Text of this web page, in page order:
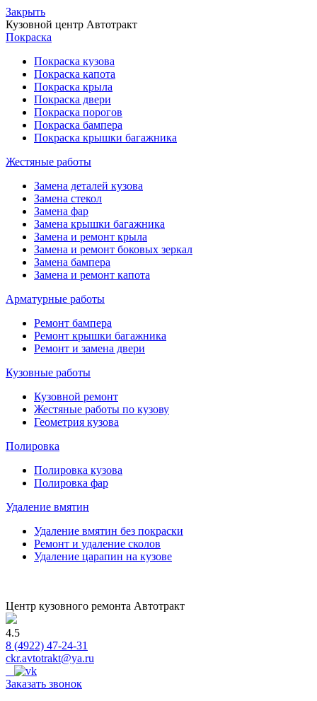
Закрыть
Кузовной центр Автотракт
Покраска
Покраска кузова
Покраска капота
Покраска крыла
Покраска двери
Покраска порогов
Покраска бампера
Покраска крышки багажника
Жестяные работы
Замена деталей кузова
Замена стекол
Замена фар
Замена крышки багажника
Замена и ремонт крыла
Замена и ремонт боковых зеркал
Замена бампера
Замена и ремонт капота
Арматурные работы
Ремонт бампера
Ремонт крышки багажника
Ремонт и замена двери
Кузовные работы
Кузовной ремонт
Жестяные работы по кузову
Геометрия кузова
Полировка
Полировка кузова
Полировка фар
Удаление вмятин
Удаление вмятин без покраски
Ремонт и удаление сколов
Удаление царапин на кузове
Центр кузовного ремонта Автотракт
4.5
8 (4922) 47-24-31
ckr.avtotrakt@ya.ru
Заказать звонок